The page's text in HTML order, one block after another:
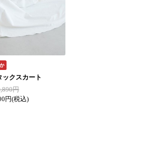
ックスカート
円
円(税込)